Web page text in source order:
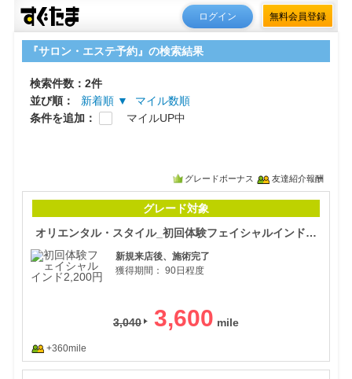
ログイン 無料会員登録
『サロン・エステ予約』の検索結果
検索件数：2件
並び順：
新着順 ▼
マイル数順
条件を追加：
マイルUP中
グレードボーナス 友達紹介報酬
グレード対象
オリエンタル・スタイル_初回体験フェイシャルインド2,200円
新規来店後、施術完了
獲得期間： 90日程度
3,040 3,600
+360mile